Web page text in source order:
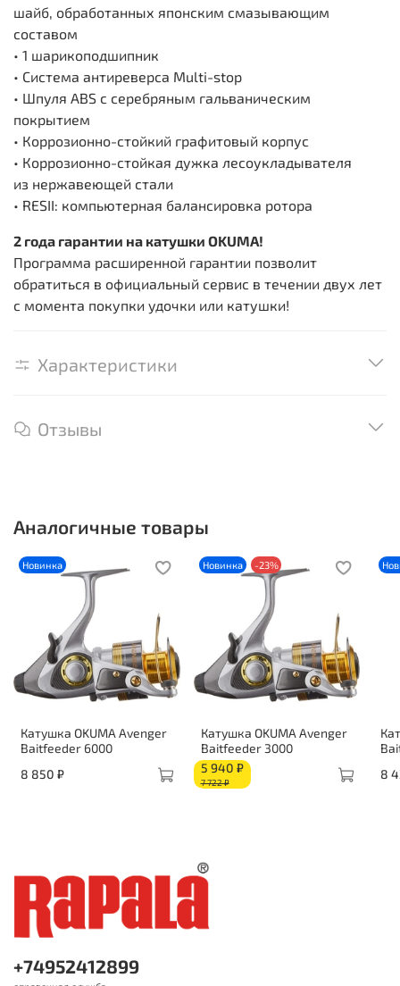
шайб, обработанных японским смазывающим
составом
• 1 шарикоподшипник
• Система антиреверса Multi-stop
• Шпуля ABS с серебряным гальваническим
покрытием
• Коррозионно-стойкий графитовый корпус
• Коррозионно-стойкая дужка лесоукладывателя
из нержавеющей стали
• RESII: компьютерная балансировка ротора
2 года гарантии на катушки OKUMA!
Программа расширенной гарантии позволит
обратиться в официальный сервис в течении двух лет
с момента покупки удочки или катушки!
Характеристики
Отзывы
Аналогичные товары
Новинка
Катушка OKUMA Avenger
Baitfeeder 6000
8 850 ₽
Новинка -23%
Катушка OKUMA Avenger
Baitfeeder 3000
5 940 ₽
7 722 ₽
8
+74952412899